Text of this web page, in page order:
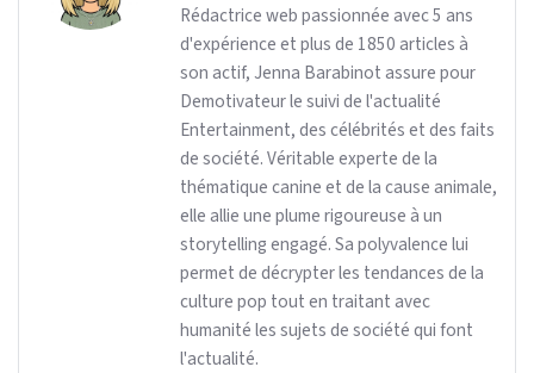
Rédactrice web passionnée avec 5 ans
d'expérience et plus de 1850 articles à
son actif, Jenna Barabinot assure pour
Demotivateur le suivi de l'actualité
Entertainment, des célébrités et des faits
de société. Véritable experte de la
thématique canine et de la cause animale,
elle allie une plume rigoureuse à un
storytelling engagé. Sa polyvalence lui
permet de décrypter les tendances de la
culture pop tout en traitant avec
humanité les sujets de société qui font
l'actualité.